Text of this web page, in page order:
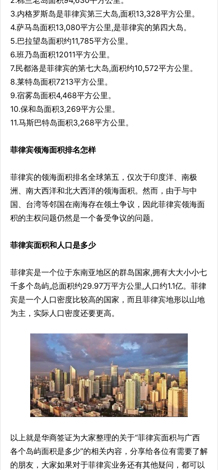
3.内格罗斯岛是菲律宾第三大岛,面积13,328平方公里。
4.萨马岛面积13,080平方公里,是菲律宾的第四大岛。
5.巴拉望岛面积约11,785平方公里。
6.班乃岛面积12011平方公里。
7.民都洛是菲律宾的第七大岛,面积约10,572平方公里。
8.莱特岛面积7213平方公里。
9.宿雾岛面积4,468平方公里。
10.保和岛面积3,269平方公里。
11.马斯巴特岛面积3,268平方公里。
菲律宾领海面积排名怎样
菲律宾的领海面积排名全球第五，仅次于印度洋、南极
洲、南大西洋和北大西洋的领海面积。然而，由于与中
国、台湾等邻国在南海存在领土争议，因此菲律宾领海面
积的主权问题仍然是一个备受争议的问题。
菲律宾面积和人口是多少
菲律宾是一个位于东南亚地区的群岛国家,拥有大大小小七
千多个岛屿,总面积约29.97万平方公里,人口约1.1亿。菲律
宾是一个人口密度比较高的国家，而且菲律宾地形以山地
为主，实际人口密度还要更高。
以上就是华商签证为大家整理的关于“菲律宾面积与广西
各个岛屿面积是多少”的相关内容，分享给各位有需要了解
的朋友，大家如果对于菲律宾业务还有其他疑问，都可以